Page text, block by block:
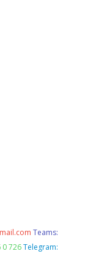
Teams:
0 726 Telegram: